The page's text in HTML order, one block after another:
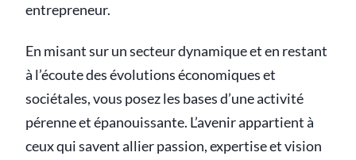
entrepreneur.
En misant sur un secteur dynamique et en restant
à l’écoute des évolutions économiques et
sociétales, vous posez les bases d’une activité
pérenne et épanouissante. L’avenir appartient à
ceux qui savent allier passion, expertise et vision